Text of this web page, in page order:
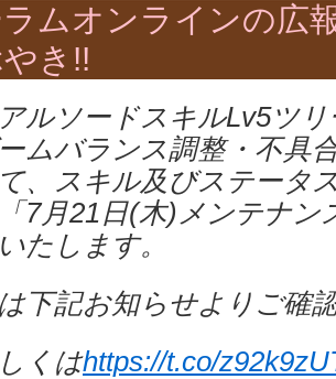
ラムオンラインの広
き!!
ルソードスキルLv5ツ
ムバランス調整・不具
、スキル及びステータ
7月21日(木)メンテナン
たします。
下記お知らせよりご確
くはhttps://t.co/